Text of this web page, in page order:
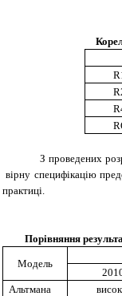
З проведених
вірну специфікацію
практиці.
Порівняння
Модель
20
Альтмана
ви